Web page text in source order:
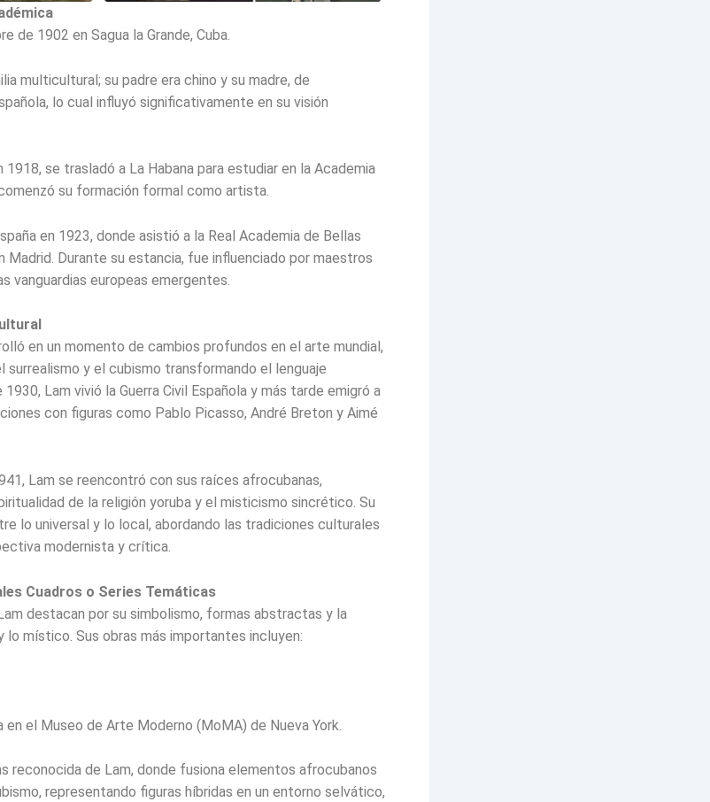
de 1902 en Sagua la Grande, Cuba.
multicultural; su padre era chino y su madre, de
lo cual influyó significativamente en su visión
1918, se trasladó a La Habana para estudiar en la Academia
su formación formal como artista.
en 1923, donde asistió a la Real Academia de Bellas
Madrid. Durante su estancia, fue influenciado por maestros
vanguardias europeas emergentes.
en un momento de cambios profundos en el arte mundial,
surrealismo y el cubismo transformando el lenguaje
Lam vivió la Guerra Civil Española y más tarde emigró a
con figuras como Pablo Picasso, André Breton y Aimé
Lam se reencontró con sus raíces afrocubanas,
de la religión yoruba y el misticismo sincrético. Su
lo universal y lo local, abordando las tradiciones culturales
modernista y crítica.
Cuadros o Series Temáticas
destacan por su simbolismo, formas abstractas y la
lo místico. Sus obras más importantes incluyen:
en el Museo de Arte Moderno (MoMA) de Nueva York.
reconocida de Lam, donde fusiona elementos afrocubanos
representando figuras híbridas en un entorno selvático,